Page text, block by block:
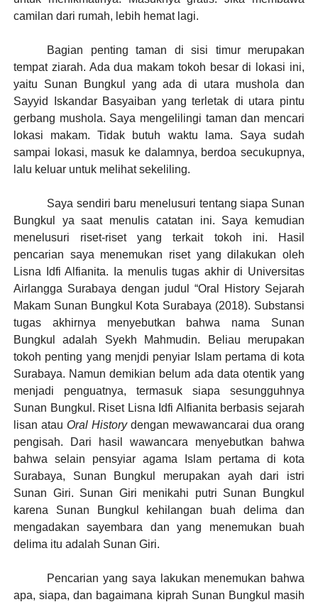
camilan dari rumah, lebih hemat lagi.
Bagian penting taman di sisi timur merupakan
tempat ziarah. Ada dua makam tokoh besar di lokasi ini,
yaitu Sunan Bungkul yang ada di utara mushola dan
Sayyid Iskandar Basyaiban yang terletak di utara pintu
gerbang mushola. Saya mengelilingi taman dan mencari
lokasi makam. Tidak butuh waktu lama. Saya sudah
sampai lokasi, masuk ke dalamnya, berdoa secukupnya,
lalu keluar untuk melihat sekeliling.
Saya sendiri baru menelusuri tentang siapa Sunan
Bungkul ya saat menulis catatan ini. Saya kemudian
menelusuri riset-riset yang terkait tokoh ini. Hasil
pencarian saya menemukan riset yang dilakukan oleh
Lisna Idfi Alfianita. Ia menulis tugas akhir di Universitas
Airlangga Surabaya dengan judul “Oral History Sejarah
Makam Sunan Bungkul Kota Surabaya (2018). Substansi
tugas akhirnya menyebutkan bahwa nama Sunan
Bungkul adalah Syekh Mahmudin. Beliau merupakan
tokoh penting yang menjdi penyiar Islam pertama di kota
Surabaya. Namun demikian belum ada data otentik yang
menjadi penguatnya, termasuk siapa sesungguhnya
Sunan Bungkul. Riset Lisna Idfi Alfianita berbasis sejarah
lisan atau Oral Historydengan mewawancarai dua orang
pengisah. Dari hasil wawancara menyebutkan bahwa
bahwa selain pensyiar agama Islam pertama di kota
Surabaya, Sunan Bungkul merupakan ayah dari istri
Sunan Giri. Sunan Giri menikahi putri Sunan Bungkul
karena Sunan Bungkul kehilangan buah delima dan
mengadakan sayembara dan yang menemukan buah
delima itu adalah Sunan Giri.
Pencarian yang saya lakukan menemukan bahwa
apa, siapa, dan bagaimana kiprah Sunan Bungkul masih